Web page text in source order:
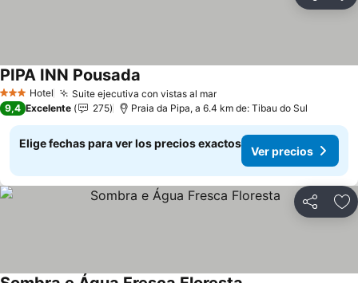
3 Estrellas
Hotel Suite ejecutiva con vistas al mar
PIPA INN Pousada
9,4 Excelente 275 Praia da Pipa, a 6.4 km de: Tibau do Sul
Elige fechas para ver los precios exactos
Ver precios
Compartir